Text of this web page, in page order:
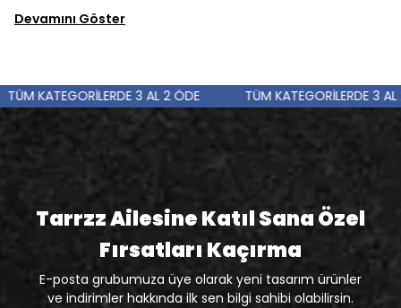
Devamını Göster
TÜM KATEGORİLERDE 3 AL 2 ÖDE TÜM KATEGORİLERDE 3 AL
Tarrzz Ailesine Katıl Sana Özel
Fırsatları Kaçırma
E-posta grubumuza üye olarak yeni tasarım ürünler
ve indirimler hakkında ilk sen bilgi sahibi olabilirsin.